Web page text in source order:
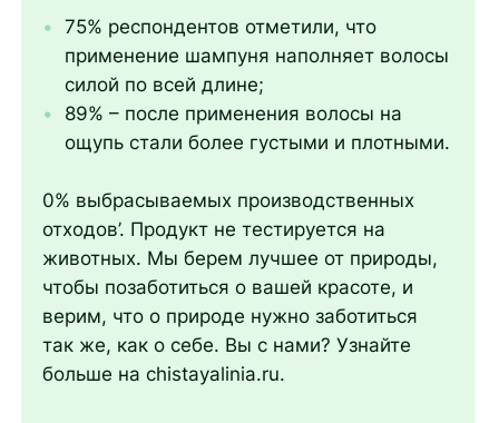
75% респондентов отметили, что
применение шампуня наполняет волосы
силой по всей длине;
89% – после применения волосы на
ощупь стали более густыми и плотными.
0% выбрасываемых производственных
отходов’. Продукт не тестируется на
животных. Мы берем лучшее от природы,
чтобы позаботиться о вашей красоте, и
верим, что о природе нужно заботиться
так же, как о себе. Вы с нами? Узнайте
больше на chistayalinia.ru.